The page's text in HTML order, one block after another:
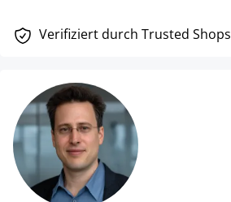
Verifiziert durch Trusted Shops